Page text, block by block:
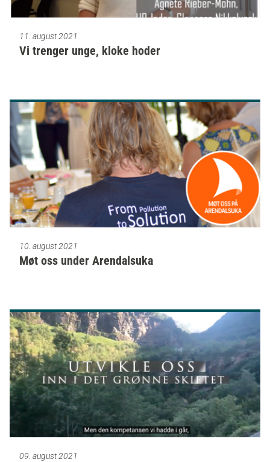
11. august 2021
Vi trenger unge, kloke hoder
10. august 2021
Møt oss under Arendalsuka
09. august 2021